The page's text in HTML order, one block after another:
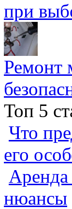
при
Ремонт
Топ 5
Что
его
нюансы